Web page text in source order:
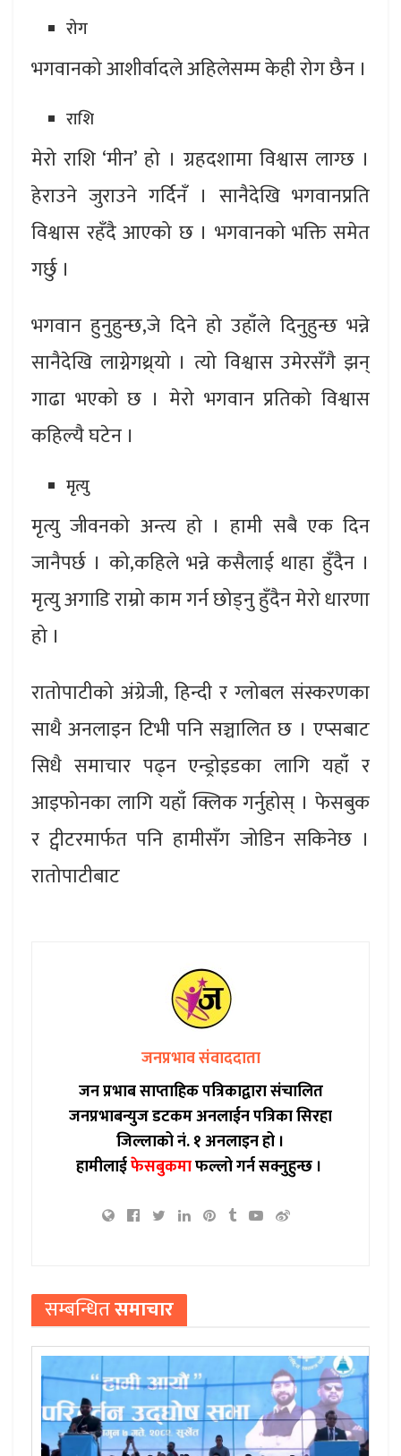
रोग
भगवानको आशीर्वादले अहिलेसम्म केही रोग छैन ।
राशि
मेरो राशि ‘मीन’ हो । ग्रहदशामा विश्वास लाग्छ ।
हेराउने जुराउने गर्दिनँ । सानैदेखि भगवानप्रति
विश्वास रहँदै आएको छ । भगवानको भक्ति समेत
गर्छु ।
भगवान हुनुहुन्छ,जे दिने हो उहाँले दिनुहुन्छ भन्ने
सानैदेखि लाग्नेगथ्र्यो । त्यो विश्वास उमेरसँगै झन्
गाढा भएको छ । मेरो भगवान प्रतिको विश्वास
कहिल्यै घटेन ।
मृत्यु
मृत्यु जीवनको अन्त्य हो । हामी सबै एक दिन
जानैपर्छ । को,कहिले भन्ने कसैलाई थाहा हुँदैन ।
मृत्यु अगाडि राम्रो काम गर्न छोड्नु हुँदैन मेरो धारणा
हो ।
रातोपाटीको अंग्रेजी, हिन्दी र ग्लोबल संस्करणका
साथै अनलाइन टिभी पनि सञ्चालित छ । एप्सबाट
सिधै समाचार पढ्न एन्ड्रोइडका लागि यहाँ र
आइफोनका लागि यहाँ क्लिक गर्नुहोस् । फेसबुक
र ट्वीटरमार्फत पनि हामीसँग जोडिन सकिनेछ ।
रातोपाटीबाट
जनप्रभाव संवाददाता
जन प्रभाब साप्ताहिक पत्रिकाद्वारा संचालित
जनप्रभाबन्युज डटकम अनलाईन पत्रिका सिरहा
जिल्लाको नं. १ अनलाइन हो ।
हामीलाईफेसबुकमाफल्लो गर्न सक्नुहुन्छ ।
सम्बन्धितसमाचार